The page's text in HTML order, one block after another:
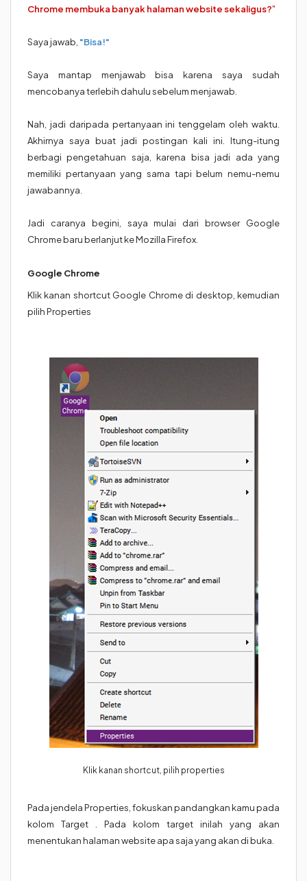
Chrome membuka banyak halaman website sekaligus?"
Saya jawab, "Bisa!"
Saya mantap menjawab bisa karena saya sudah
mencobanya terlebih dahulu sebelum menjawab.
Nah, jadi daripada pertanyaan ini tenggelam oleh waktu.
Akhirnya saya buat jadi postingan kali ini. Itung-itung
berbagi pengetahuan saja, karena bisa jadi ada yang
memiliki pertanyaan yang sama tapi belum nemu-nemu
jawabannya.
Jadi caranya begini, saya mulai dari browser Google
Chrome baru berlanjut ke Mozilla Firefox.
Google Chrome
Klik kanan shortcut Google Chrome di desktop, kemudian
pilih Properties
Klik kanan shortcut, pilih properties
Pada jendela Properties, fokuskan pandangkan kamu pada
kolom Target . Pada kolom target inilah yang akan
menentukan halaman website apa saja yang akan di buka.